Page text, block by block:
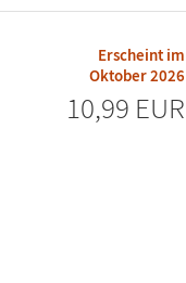
Erscheint im
Oktober 2026
10,99 EUR